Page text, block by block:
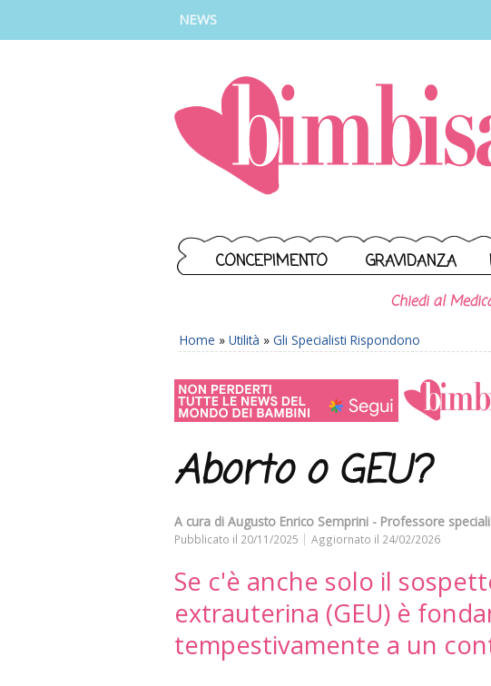
NEWS
CONCEPIMENTO GRAVIDANZA
Chiedi al
Home » Utilità » Gli Specialisti Rispondono
Aborto o GEU?
A cura di Augusto Enrico Semprini - Professore
Pubblicato il 20/11/2025 Aggiornato il 24/02/2026
Se c'è anche solo il
extrauterina (GEU) è
tempestivamente a un